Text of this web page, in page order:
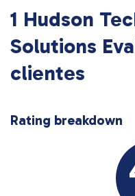
1 Hudson
Solutions
clientes
Rating breakdown